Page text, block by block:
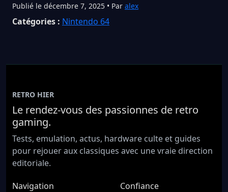
Publié le décembre 7, 2025 • Par alex
Catégories : Nintendo 64
RETRO HIER
Le rendez-vous des passionnes de retro
gaming.
Tests, emulation, actus, hardware culte et guides
pour rejouer aux classiques avec une vraie direction
editoriale.
Navigation
Confiance